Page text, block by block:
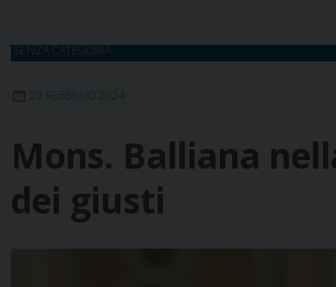
SENZA CATEGORIA
29 FEBBRAIO 2024
Mons. Balliana
dei giusti